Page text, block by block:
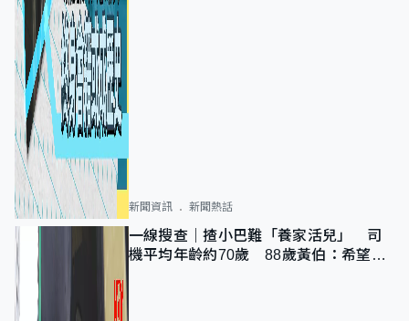
新聞資訊 新聞熱話
一線搜查｜揸小巴難「養家活兒」 司
機平均年齡約70歲 88歲黃伯：希望一